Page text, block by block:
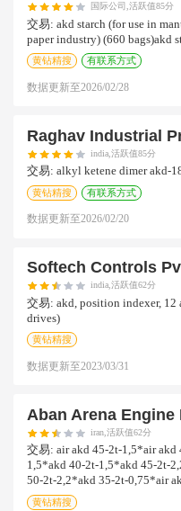
国际公司,活跃值85分
交易: akd starch (for use in
paper industry) (660 bags)akd
黄钻精搜 有联系方式
数据更新至2026/02/28
Raghav Industrial
india,活跃值85分
交易: alkyl ketene dimer akd-
黄钻精搜 有联系方式
数据更新至2026/02/20
Softech Controls
india,活跃值62分
交易: akd, position indexer, 12
drives)
黄钻精搜
数据更新至2023/03/31
Aban Arena
iran,活跃值62分
交易: air akd 45-2t-1,5*air
1,5*akd 40-2t-1,5*akd 45-2t-
50-2t-2,2*akd 35-2t-0,75*air
黄钻精搜